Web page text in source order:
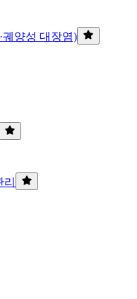
궤양성 대장염)